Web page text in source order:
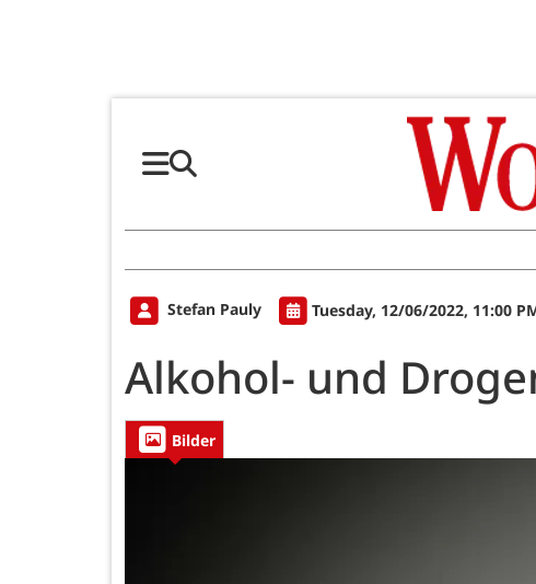
Stefan Pauly Tuesday, 12/06/2022, 11:00
Alkohol- und
Bilder